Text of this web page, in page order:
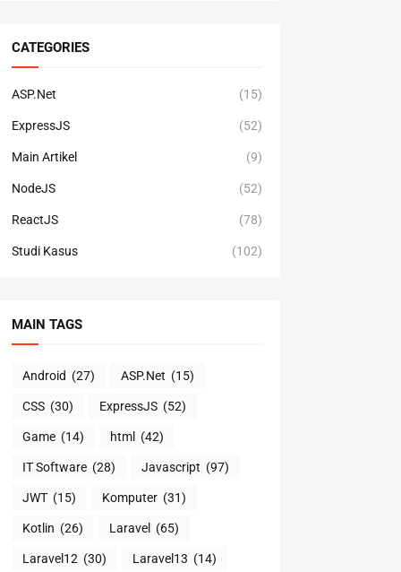
CATEGORIES
ASP.Net (15)
ExpressJS (52)
Main Artikel (9)
NodeJS (52)
ReactJS (78)
Studi Kasus (102)
MAIN TAGS
Android (27) ASP.Net (15)
CSS (30) ExpressJS (52)
Game (14) html (42)
IT Software (28) Javascript (97)
JWT (15) Komputer (31)
Kotlin (26) Laravel (65)
Laravel12 (30) Laravel13 (14)